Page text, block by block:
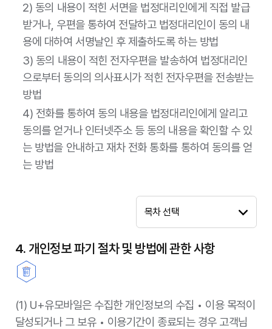
2) 동의 내용이 적힌 서면을 법정대리인에게 직접 발급
받거나, 우편을 통하여 전달하고 법정대리인이 동의 내
용에 대하여 서명날인 후 제출하도록 하는 방법
3) 동의 내용이 적힌 전자우편을 발송하여 법정대리인
으로부터 동의의 의사표시가 적힌 전자우편을 전송받는
방법
4) 전화를 통하여 동의 내용을 법정대리인에게 알리고
동의를 얻거나 인터넷주소 등 동의 내용을 확인할 수 있
는 방법을 안내하고 재차 전화 통화를 통하여 동의를 얻
는 방법
목차 선택
4. 개인정보 파기 절차 및 방법에 관한 사항
(1) U+유모바일은 수집한 개인정보의 수집 • 이용 목적이
달성되거나 그 보유 • 이용기간이 종료되는 경우 고객님